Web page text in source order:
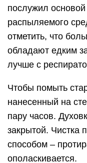
послужил
распыляемого
отметить, что
обладают едким
лучше с
Чтобы помыть
нанесенный на
пару часов.
закрытой. Чистка
способом –
ополаскивается.